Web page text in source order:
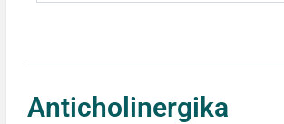
Anticholinergika